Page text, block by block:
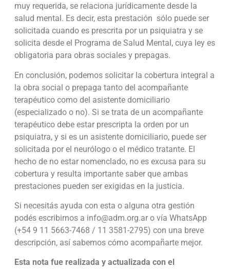
muy requerida, se relaciona jurídicamente desde la
salud mental. Es decir, esta prestación sólo puede ser
solicitada cuando es prescrita por un psiquiatra y se
solicita desde el Programa de Salud Mental, cuya ley es
obligatoria para obras sociales y prepagas.
En conclusión, podemos solicitar la cobertura integral a
la obra social o prepaga tanto del acompañante
terapéutico como del asistente domiciliario
(especializado o no). Si se trata de un acompañante
terapéutico debe estar prescripta la orden por un
psiquiatra, y si es un asistente domiciliario, puede ser
solicitada por el neurólogo o el médico tratante. El
hecho de no estar nomenclado, no es excusa para su
cobertura y resulta importante saber que ambas
prestaciones pueden ser exigidas en la justicia.
Si necesitás ayuda con esta o alguna otra gestión
podés escribirnos a info@adm.org.ar o vía WhatsApp
(+54 9 11 5663-7468 / 11 3581-2795) con una breve
descripción, así sabemos cómo acompañarte mejor.
Esta nota fue realizada y actualizada con el